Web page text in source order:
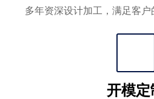
多年资深设计加工，满足客户
开模定